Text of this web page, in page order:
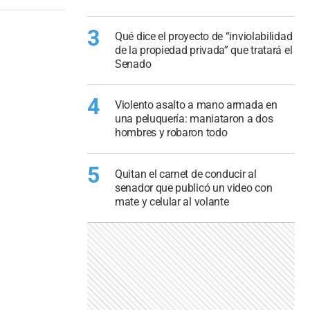
3
Qué dice el proyecto de “inviolabilidad
de la propiedad privada” que tratará el
Senado
4
Violento asalto a mano armada en
una peluquería: maniataron a dos
hombres y robaron todo
5
Quitan el carnet de conducir al
senador que publicó un video con
mate y celular al volante